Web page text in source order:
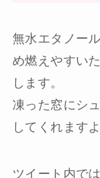
無水エタノー
め燃えやすい
します。
凍った窓にシ
してくれますよ
ツイート内で